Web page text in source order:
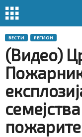
ВЕСТИ РЕГИОН
(Видео)
пожарите